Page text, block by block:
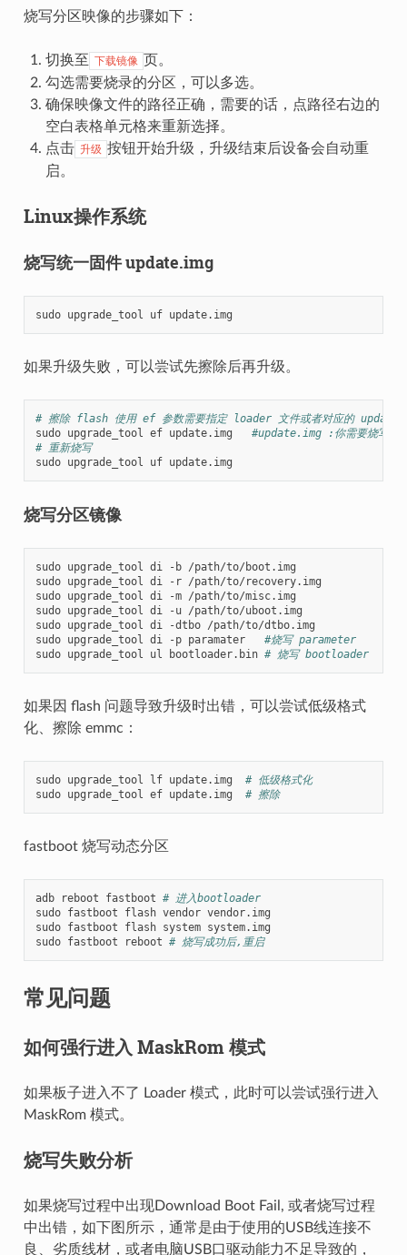
烧写分区映像的步骤如下：
切换至 下载镜像
页。
勾选需要烧录的分区，可以多选。
确保映像文件的路径正确，需要的话，点路径右边的
空白表格单元格来重新选择。
点击 升级 按钮开始升级，升级结束后设备会自动重
启。
Linux操作系统
烧写统一固件 update.img
如果升级失败，可以尝试先擦除后再升级。
# 擦除 flash 使用 ef 参数需要指定 loader 文件或者对应的
sudo upgrade_tool ef update.img #update.img :你需要烧写的
# 重新烧写
烧写分区镜像
sudo upgrade_tool di -b /path/to/boot.img
sudo upgrade_tool di -r /path/to/recovery.img
sudo upgrade_tool di -m /path/to/misc.img
sudo upgrade_tool di -u /path/to/uboot.img
sudo upgrade_tool di -dtbo /path/to/dtbo.img
sudo upgrade_tool di -p paramater #烧写 parameter
sudo upgrade_tool ul bootloader.bin # 烧写 bootloader
如果因 flash 问题导致升级时出错，可以尝试低级格式
化、擦除 emmc：
sudo upgrade_tool lf update.img # 低级格式化
sudo upgrade_tool ef update.img # 擦除
fastboot 烧写动态分区
adb reboot fastboot # 进入bootloader
sudo fastboot flash vendor vendor.img
sudo fastboot flash system system.img
sudo fastboot reboot # 烧写成功后,重启
常见问题
如何强行进入 MaskRom 模式
如果板子进入不了 Loader 模式，此时可以尝试强行进入
MaskRom 模式。
烧写失败分析
如果烧写过程中出现Download Boot Fail, 或者烧写过程
中出错，如下图所示，通常是由于使用的USB线连接不
良、劣质线材，或者电脑USB口驱动能力不足导致的，